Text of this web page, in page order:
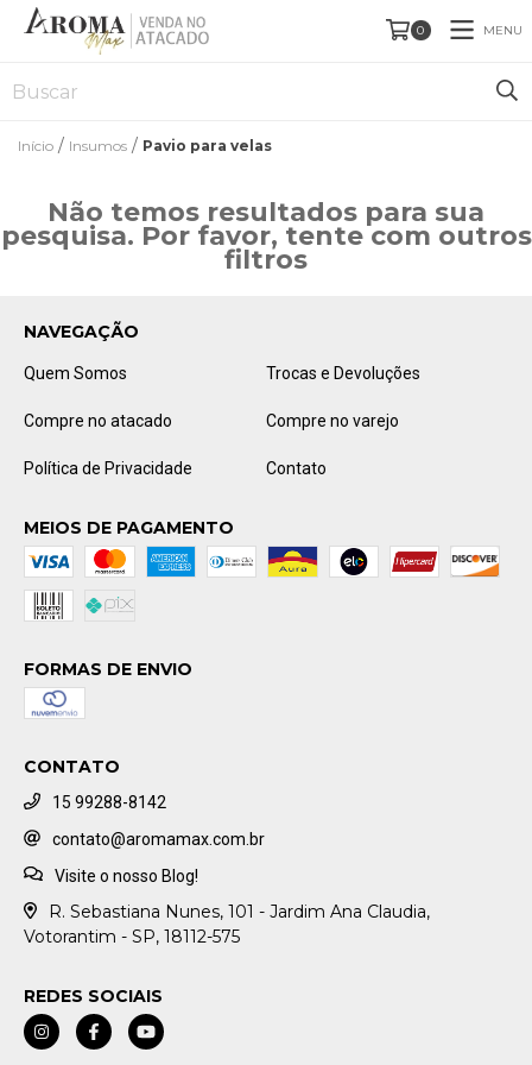
0 MENU
Início / Insumos / Pavio para velas
Não temos resultados para sua
pesquisa. Por favor, tente com outros
filtros
NAVEGAÇÃO
Quem Somos Trocas e Devoluções
Compre no atacado Compre no varejo
Política de Privacidade Contato
MEIOS DE PAGAMENTO
FORMAS DE ENVIO
CONTATO
15 99288-8142
contato@aromamax.com.br
Visite o nosso Blog!
R. Sebastiana Nunes, 101 - Jardim Ana Claudia,
Votorantim - SP, 18112-575
REDES SOCIAIS